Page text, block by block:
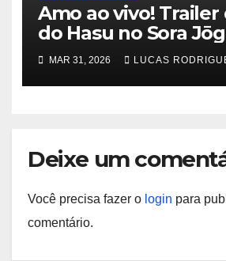
Amo ao vivo!
do Hasu no Sora
School Idol Club
música – Notícias
MAR 31, 2026 LUCAS
Deixe um
Você precisa fazer o login para
comentário.